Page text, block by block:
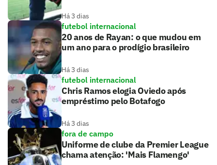
Há 3 dias
futebol internacional
20 anos de Rayan: o que mudou em
um ano para o prodígio brasileiro
Há 3 dias
futebol internacional
Chris Ramos elogia Oviedo após
empréstimo pelo Botafogo
Há 3 dias
fora de campo
Uniforme de clube da Premier League
chama atenção: 'Mais Flamengo'